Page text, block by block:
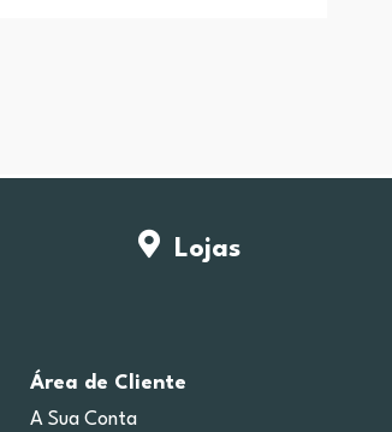
Lojas
Área de Cliente
A Sua Conta